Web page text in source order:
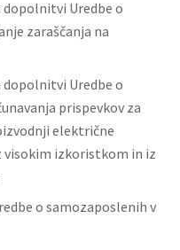
dopolnitvi Uredbe o
zaraščanja na
dopolnitvi Uredbe o
prispevkov za
električne
visokim izkoristkom in iz
o samozaposlenih v